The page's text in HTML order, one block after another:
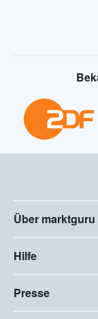
Über marktguru
Hilfe
Presse